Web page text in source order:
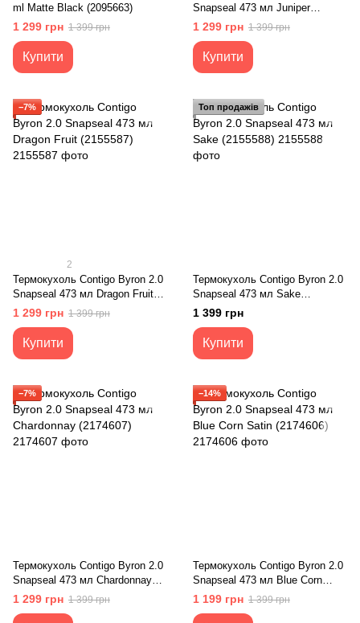
ml Matte Black (2095663)
1 299 грн 1 399 грн
Купити
Snapseal 473 мл Juniper
(2167177)
1 299 грн 1 399 грн
Купити
−7%
2
Термокухоль Contigo Byron 2.0
Snapseal 473 мл Dragon Fruit
(2155587)
1 299 грн 1 399 грн
Купити
Топ продажів
Термокухоль Contigo Byron 2.0
Snapseal 473 мл Sake
(2155588)
1 399 грн
Купити
−7%
Термокухоль Contigo Byron 2.0
Snapseal 473 мл Chardonnay
(2174607)
1 299 грн 1 399 грн
−14%
Термокухоль Contigo Byron 2.0
Snapseal 473 мл Blue Corn
Satin (2174606)
1 199 грн 1 399 грн